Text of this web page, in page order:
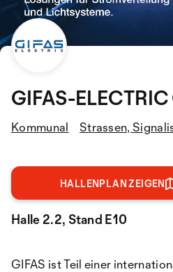
GIFAS-
Kommunal Strassen,
HALLENPLAN ZEIGEN
Halle 2.2, Stand E10
GIFAS ist Teil einer